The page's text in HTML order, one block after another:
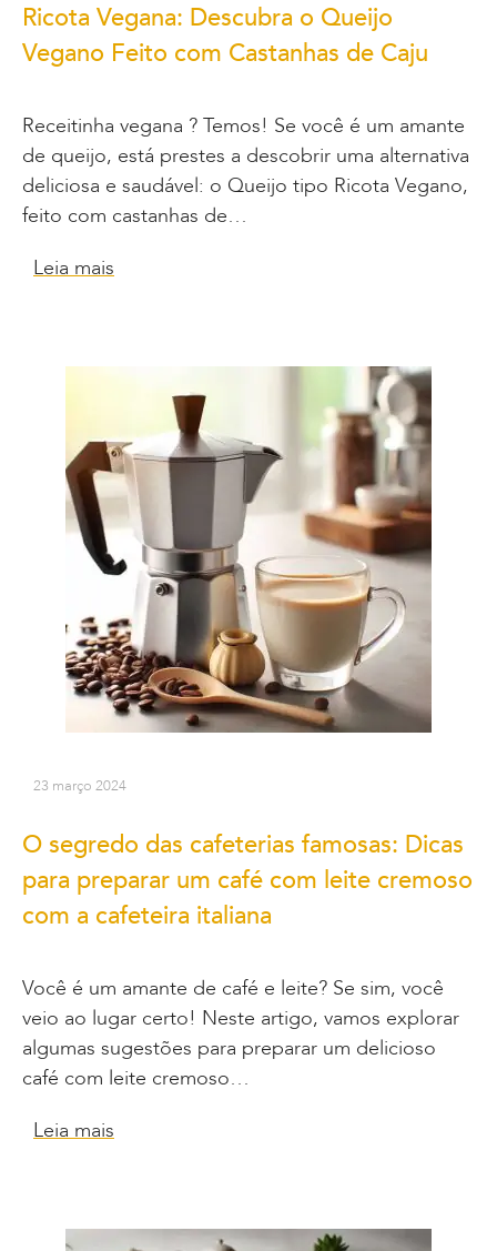
Ricota Vegana: Descubra o Queijo
Vegano Feito com Castanhas de Caju
Receitinha vegana ? Temos! Se você é um amante
de queijo, está prestes a descobrir uma alternativa
deliciosa e saudável: o Queijo tipo Ricota Vegano,
feito com castanhas de…
Leia mais
23 março 2024
O segredo das cafeterias famosas: Dicas
para preparar um café com leite cremoso
com a cafeteira italiana
Você é um amante de café e leite? Se sim, você
veio ao lugar certo! Neste artigo, vamos explorar
algumas sugestões para preparar um delicioso
café com leite cremoso…
Leia mais